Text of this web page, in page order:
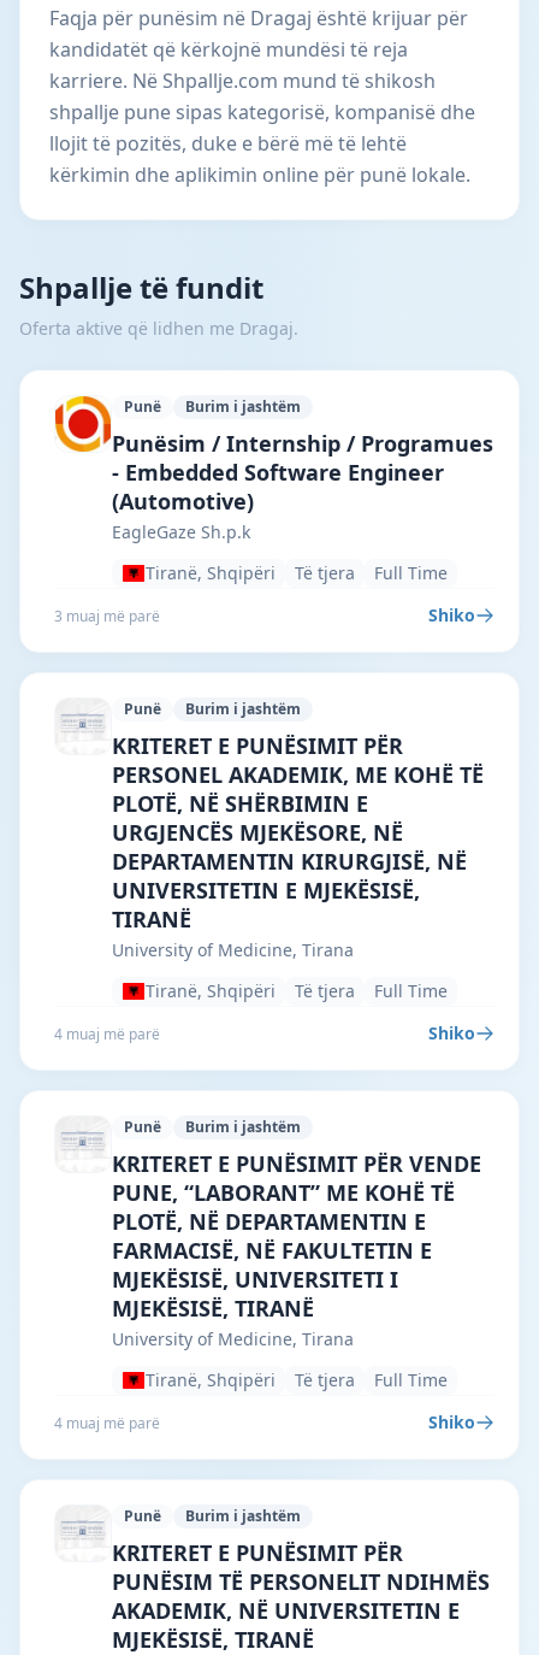
Faqja për punësim në Dragaj është krijuar për
kandidatët që kërkojnë mundësi të reja
karriere. Në Shpallje.com mund të shikosh
shpallje pune sipas kategorisë, kompanisë dhe
llojit të pozitës, duke e bërë më të lehtë
kërkimin dhe aplikimin online për punë lokale.
Shpallje të fundit
Oferta aktive që lidhen me Dragaj.
Punë Burim i jashtëm
EagleGaze Sh.p.k · Tiranë · #5866 —
Punësim / Internship / Programues
- Embedded Software Engineer
(Automotive)
EagleGaze Sh.p.k
Tiranë, Shqipëri
Të tjera Full Time
3 muaj më parë Shiko
Punë Burim i jashtëm
University of Medicine, Tirana · Tiranë
KRITERET E PUNËSIMIT PËR
PERSONEL AKADEMIK, ME KOHË TË
PLOTË, NË SHËRBIMIN E
URGJENCËS MJEKËSORE, NË
DEPARTAMENTIN KIRURGJISË, NË
UNIVERSITETIN E MJEKËSISË,
TIRANË
University of Medicine, Tirana
Tiranë, Shqipëri
Të tjera Full Time
4 muaj më parë Shiko
Punë Burim i jashtëm
University of Medicine, Tirana · Tiranë
KRITERET E PUNËSIMIT PËR VENDE
PUNE, “LABORANT” ME KOHË TË
PLOTË, NË DEPARTAMENTIN E
FARMACISË, NË FAKULTETIN E
MJEKËSISË, UNIVERSITETI I
MJEKËSISË, TIRANË
University of Medicine, Tirana
Tiranë, Shqipëri
Të tjera Full Time
4 muaj më parë Shiko
Punë Burim i jashtëm
University of Medicine, Tirana · Tiranë
KRITERET E PUNËSIMIT PËR
PUNËSIM TË PERSONELIT NDIHMËS
AKADEMIK, NË UNIVERSITETIN E
MJEKËSISË, TIRANË